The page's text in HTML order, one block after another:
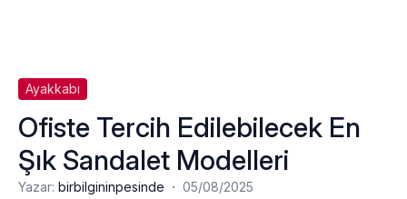
Ayakkabı
Ofiste Tercih Edilebilecek En
Şık Sandalet Modelleri
Yazar: birbilgininpesinde · 05/08/2025